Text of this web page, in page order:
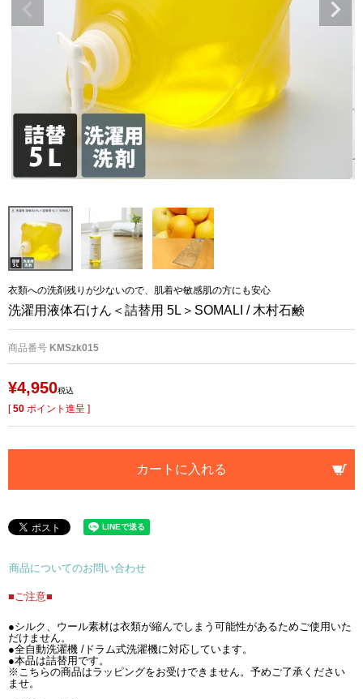
衣類への洗剤残りが少ないので、肌着や敏感肌の方にも安心
洗濯用液体石けん＜詰替用 5L＞SOMALI / 木村石鹸
商品番号 KMSzk015
¥4,950税込
[50 ポイント進呈 ]
カートに入れる
商品についてのお問い合わせ
■ご注意■
●シルク、ウール素材は衣類が縮んでしまう可能性があるためご使用いた
だけません。
●全自動洗濯機 /ドラム式洗濯機に対応しています。
●本品は詰替用です。
※こちらの商品はラッピングをお受けできません。予めご了承ください
ませ。